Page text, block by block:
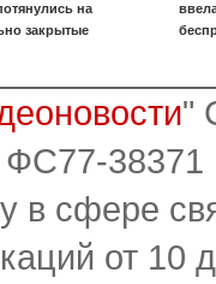
на
закрытые
"
38371
в сфере
от 10